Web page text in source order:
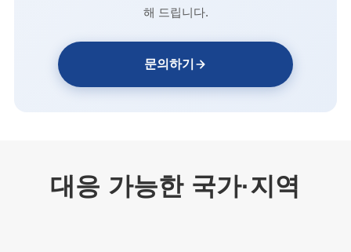
해 드립니다.
문의하기
대응 가능한 국가·지역